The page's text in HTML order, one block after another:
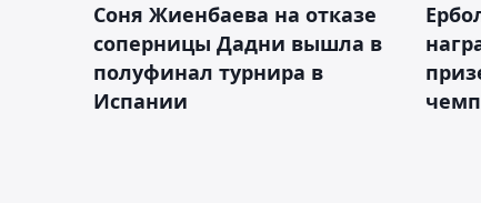
Соня Жиенбаева на отказе
соперницы Дадни вышла в
полуфинал турнира в
Испании